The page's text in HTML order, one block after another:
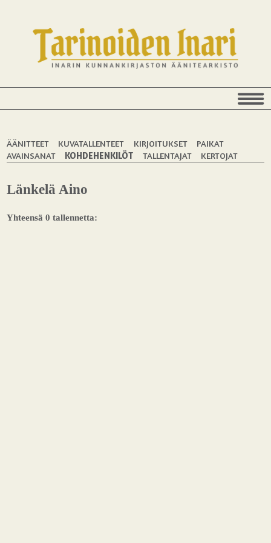
ÄÄNITTEET KUVATALLENTEET KIRJOITUKSET
PAIKAT
AVAINSANAT
KOHDEHENKILÖT TALLENTAJAT KERTOJAT
Länkelä Aino
Yhteensä 0 tallennetta: